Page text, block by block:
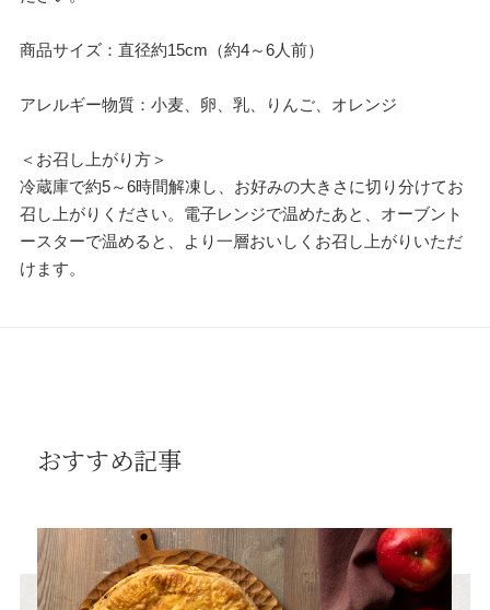
商品サイズ：直径約15cm（約4～6人前）
アレルギー物質：小麦、卵、乳、りんご、オレンジ
＜お召し上がり方＞
冷蔵庫で約5～6時間解凍し、お好みの大きさに切り分けてお
召し上がりください。電子レンジで温めたあと、オーブント
ースターで温めると、より一層おいしくお召し上がりいただ
けます。
おすすめ記事